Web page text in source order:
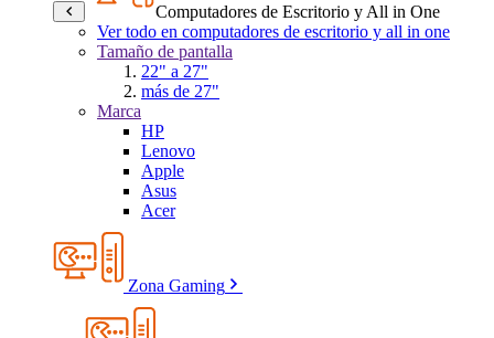
Computadores de Escritorio y All in One
Ver todo en computadores de escritorio y all in one
Tamaño de pantalla
22" a 27"
más de 27"
Marca
HP
Lenovo
Apple
Asus
Acer
Zona Gaming